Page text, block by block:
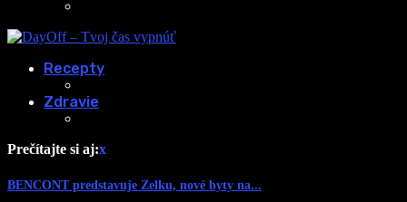
Recepty
Zdravie
Prečítajte si aj:x
BENCONT predstavuje Zelku, nové byty na...